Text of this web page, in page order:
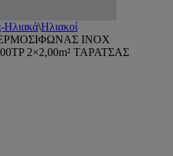
Ηλιακά\Ηλιακοί
ΙΝΟΧ
2×2,00m² ΤΑΡΑΤΣΑΣ